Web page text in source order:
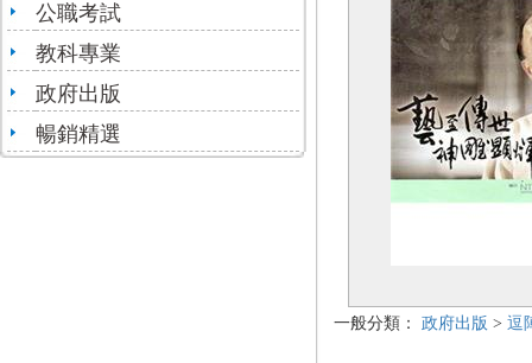
公職考試
教科專業
政府出版
暢銷精選
一般分類： 政府出版 > 逗